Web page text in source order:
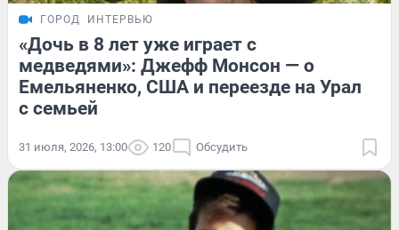
ГОРОД ИНТЕРВЬЮ
«Дочь в 8 лет уже играет с
медведями»: Джефф Монсон — о
Емельяненко, США и переезде на Урал
с семьей
31 июля, 2026, 13:00 120 Обсудить